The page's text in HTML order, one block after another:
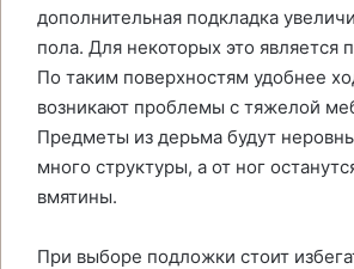
дополнительная подкладка
пола. Для некоторых это является
По таким поверхностям удобнее
возникают проблемы с тяжелой
Предметы из дерьма будут
много структуры, а от ног
вмятины.
При выборе подложки стоит